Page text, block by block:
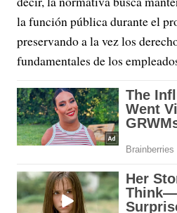
la función pública durante el
preservando a la vez los
fundamentales de los